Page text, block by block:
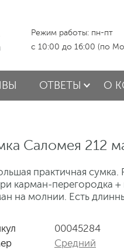
Режим работы: пн-пт
с 10:00 до 16:00 (по
ОТВЕТЫ О
Саломея 212
практичная
карман-перегородка
на молнии. Есть
00045284
Средний